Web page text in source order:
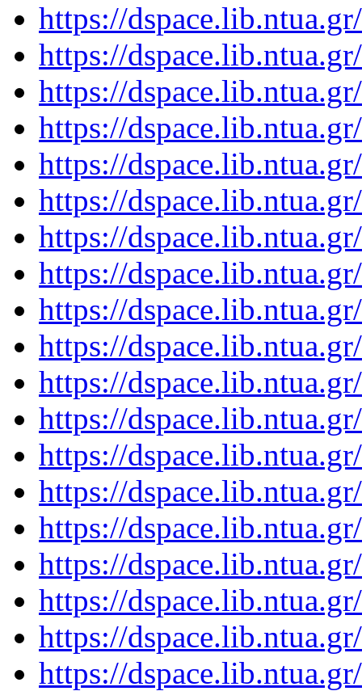
https://
https://
https://
https://
https://
https://
https://
https://
https://
https://
https://
https://
https://
https://
https://
https://
https://
https://
https://